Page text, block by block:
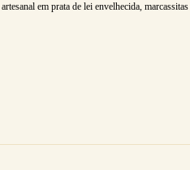
em prata de lei envelhecida,